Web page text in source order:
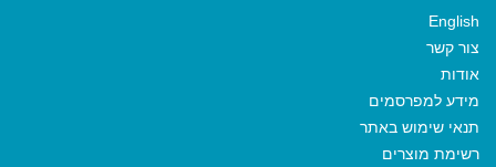
English
צור קשר
אודות
מידע למפרסמים
תנאי שימוש באתר
רשימת מוצרים